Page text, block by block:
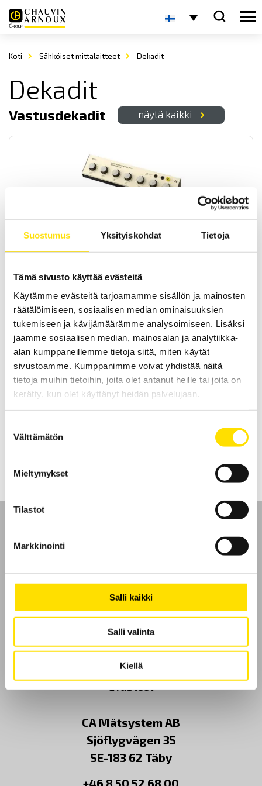
Suostumus Yksityiskohdat Tietoja
Tämä sivusto käyttää evästeitä
Käytämme evästeitä tarjoamamme sisällön ja mainosten
räätälöimiseen, sosiaalisen median ominaisuuksien
tukemiseen ja kävijämäärämme analysoimiseen. Lisäksi
jaamme sosiaalisen median, mainosalan ja analytiikka-
alan kumppaneillemme tietoja siitä, miten käytät
sivustoamme. Kumppanimme voivat yhdistää näitä
tietoja muihin tietoihin, joita olet antanut heille tai joita on
kerätty, kun olet käyttänyt heidän palvelujaan.
valinta
Välttämätön
Mieltymykset
Tilastot
Markkinointi
Salli kaikki
Salli valinta
Kiellä
Koti Sähköiset mittalaitteet Dekadit
Dekadit
Vastusdekadit näytä kaikki
BR07 7-Dekadeja
Vastusdekadit
Ota yhteyttä
Tietoa meistä
GDPR
CA Mätsystem AB
Sjöflygvägen 35
SE-183 62 Täby
+46 8 50 52 68 00